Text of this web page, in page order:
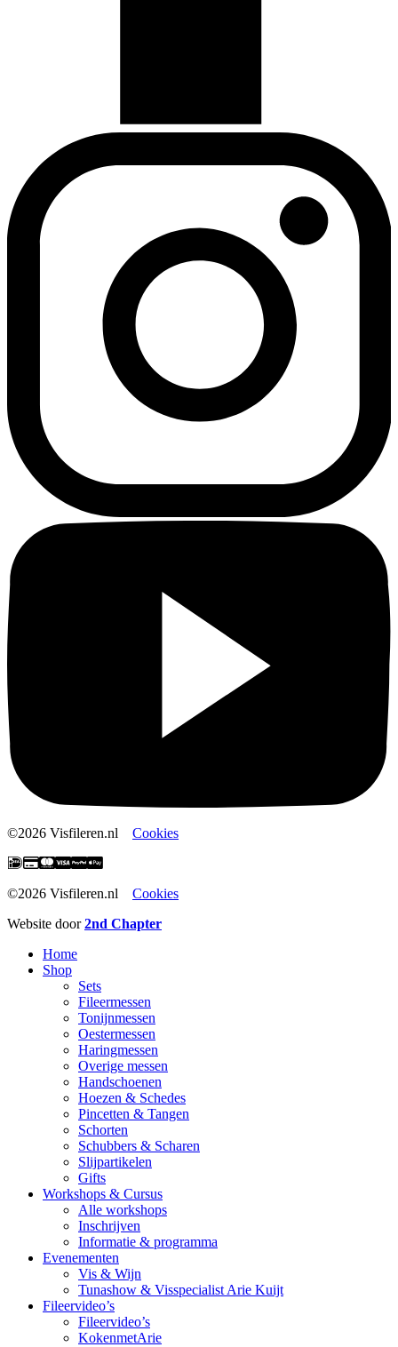
©2026 Visfileren.nl Cookies
©2026 Visfileren.nl Cookies
Website door2nd Chapter
Home
Shop
Sets
Fileermessen
Tonijnmessen
Oestermessen
Haringmessen
Overige messen
Handschoenen
Hoezen & Schedes
Pincetten & Tangen
Schorten
Schubbers & Scharen
Slijpartikelen
Gifts
Workshops & Cursus
Alle workshops
Inschrijven
Informatie & programma
Evenementen
Vis & Wijn
Tunashow & Visspecialist Arie Kuijt
Fileervideo’s
Fileervideo’s
KokenmetArie